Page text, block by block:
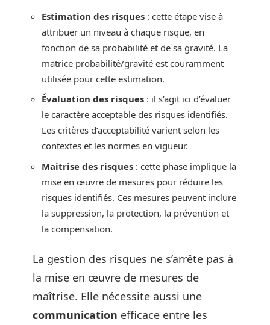
Estimation des risques : cette étape vise à
attribuer un niveau à chaque risque, en
fonction de sa probabilité et de sa gravité. La
matrice probabilité/gravité est couramment
utilisée pour cette estimation.
Évaluation des risques : il s’agit ici d’évaluer
le caractère acceptable des risques identifiés.
Les critères d’acceptabilité varient selon les
contextes et les normes en vigueur.
Maitrise des risques : cette phase implique la
mise en œuvre de mesures pour réduire les
risques identifiés. Ces mesures peuvent inclure
la suppression, la protection, la prévention et
la compensation.
La gestion des risques ne s’arrête pas à
la mise en œuvre de mesures de
maîtrise. Elle nécessite aussi une
communication efficace entre les